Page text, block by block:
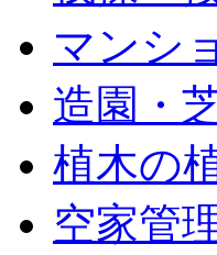
マンシ
造園・
植木の
空家管